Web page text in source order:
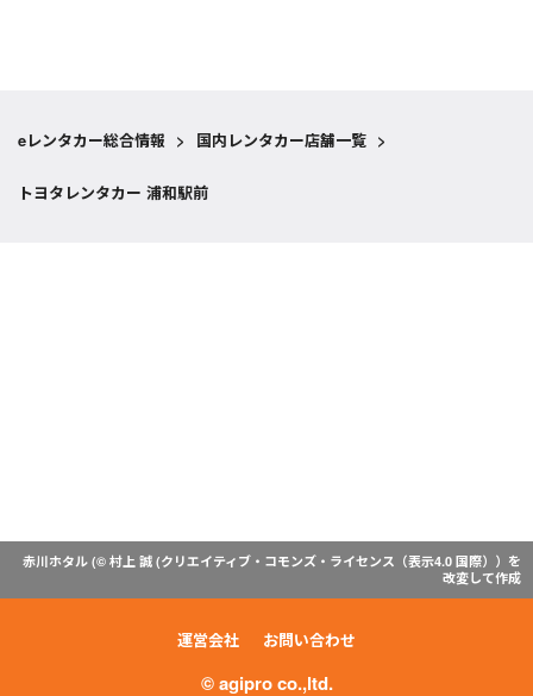
eレンタカー総合情報 > 国内レンタカー店舗一覧 >
トヨタレンタカー 浦和駅前
赤川ホタル (© 村上 誠 (クリエイティブ・コモンズ・ライセンス（表示4.0 国際） ）を
改変して作成
運営会社 お問い合わせ
© agipro co.,ltd.